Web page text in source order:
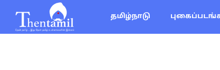
தமிழ்நாடு